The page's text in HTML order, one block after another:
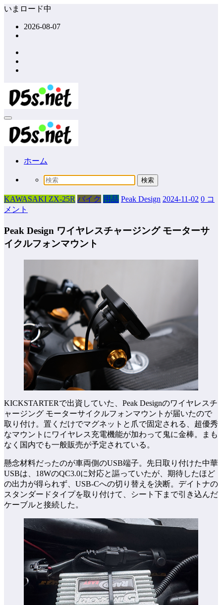
コ
ッ
プ
いまロード中
2026-08-07
ホーム
KAWASAKI ZX-25R バイク 用品 Peak Design 2024-11-02 0 コ
メント
Peak Design ワイヤレスチャージング モーターサ
イクルフォンマウント
KICKSTARTERで出資していた、Peak Designのワイヤレスチ
ャージング モーターサイクルフォンマウントが届いたので
取り付け。置くだけでマグネットと爪で固定される、超優秀
なマウントにワイヤレス充電機能が加わって鬼に金棒。まも
なく国内でも一般販売が予定されている。
懸念材料だったのが車両側のUSB端子。先日取り付けた中華
USBは、18WのQC3.0に対応と謳っていたが、期待したほど
の出力が得られず、USB-Cへの切り替えを決断。デイトナの
スタンダードタイプを取り付けて、シート下まで引き込んだ
ケーブルと接続した。